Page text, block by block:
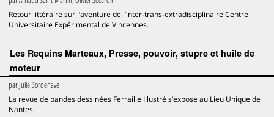
Retour littéraire sur l’aventure de l’inter-trans-extradisciplinaire Centre
Universitaire Expérimental de Vincennes.
Les Requins Marteaux, Presse, pouvoir, stupre et huile de
moteur
parJulie Bordenave
La revue de bandes dessinées Ferraille Illustré s’expose au Lieu Unique de
Nantes.